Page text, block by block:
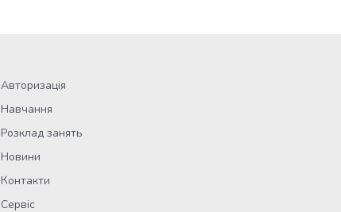
Авторизація
Навчання
Розклад занять
Новини
Контакти
Сервіс